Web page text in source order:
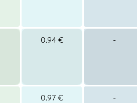
0.94 € -
0.97 € -